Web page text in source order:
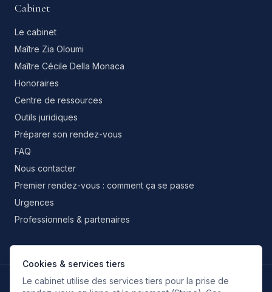
Cookies & services tiers
Le cabinet utilise des services tiers pour la prise de
Cabinet
Le cabinet
Maître Zia Oloumi
Maître Cécile Della Monaca
Honoraires
Centre de ressources
Outils juridiques
Préparer son rendez-vous
FAQ
Nous contacter
Premier rendez-vous : comment ça se passe
Urgences
Professionnels & partenaires
LANGUES DE TRAVAIL